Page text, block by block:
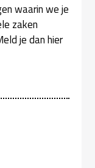
waarin we je
zaken
je dan hier